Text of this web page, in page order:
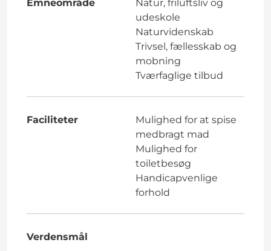
Emneområde
Natur, friluftsliv og
udeskole
Naturvidenskab
Trivsel, fællesskab og
mobning
Tværfaglige tilbud
Faciliteter
Mulighed for at spise
medbragt mad
Mulighed for
toiletbesøg
Handicapvenlige
forhold
Verdensmål